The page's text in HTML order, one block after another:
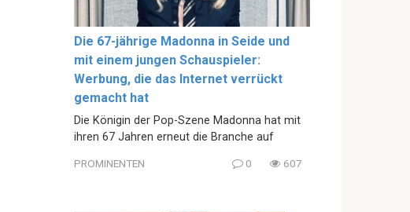
Die 67-jährige Madonna in Seide und
mit einem jungen Schauspieler:
Werbung, die das Internet verrückt
gemacht hat
Die Königin der Pop-Szene Madonna hat mit
ihren 67 Jahren erneut die Branche auf
PROMINENTEN 0 607